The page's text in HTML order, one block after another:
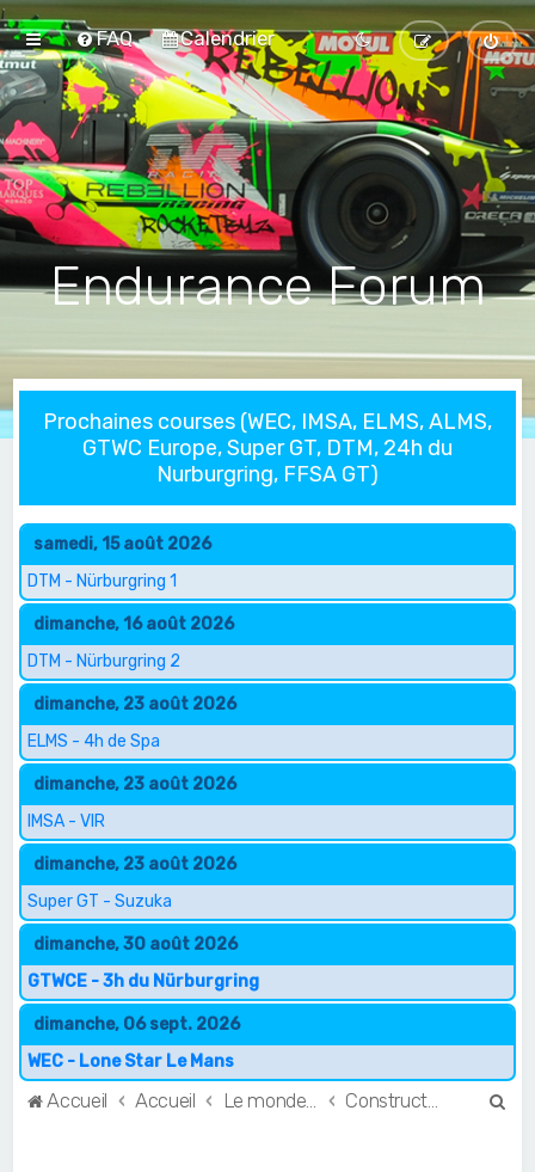
FAQ Calendrier
Endurance Forum
Prochaines courses (WEC, IMSA, ELMS, ALMS,
GTWC Europe, Super GT, DTM, 24h du
Nurburgring, FFSA GT)
samedi, 15 août 2026
DTM - Nürburgring 1
dimanche, 16 août 2026
DTM - Nürburgring 2
dimanche, 23 août 2026
ELMS - 4h de Spa
dimanche, 23 août 2026
IMSA - VIR
dimanche, 23 août 2026
Super GT - Suzuka
dimanche, 30 août 2026
GTWCE - 3h du Nürburgring
dimanche, 06 sept. 2026
WEC - Lone Star Le Mans
Accueil Accueil Constructeurs & Teams